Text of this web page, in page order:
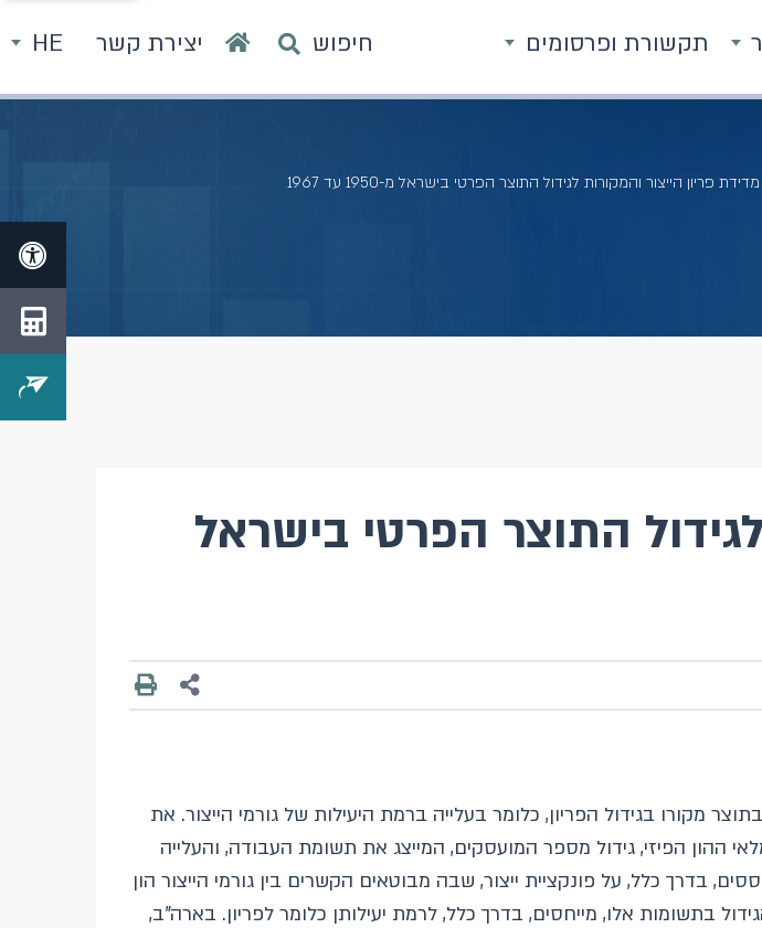
תקשורת ופרסומים חיפוש יצירת קשר HE
מדידת פריון הייצור והמקורות לגידול התוצר הפרטי בישראל מ-1950 עד 1967
התוצר הפרטי בישראל
מקורו בגידול הפריון, כלומר בעלייה ברמת היעילות של גורמי הייצור. את
ההון הפיזי, גידול מספר המועסקים, המייצג את תשומת העבודה, והעלייה
בדרך כלל, על פונקציית ייצור, שבה מבוטאים הקשרים בין גורמי הייצור הון
בתשומות אלו, מייחסים, בדרך כלל, לרמת יעילותן כלומר לפריון. בארה"ב,